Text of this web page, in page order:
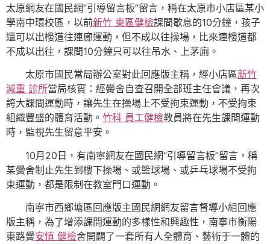
太原網友在國民網“引導留言板”留言，稱在太原市小店區某小
學南中環校區，以前新竹 東區健檢課間歇息的10分鐘，孩子
還可以出樓道往連廊運動，但不成以往操場，比來連樓道都
不成以出往，課間10分鐘只可以往吊水、上茅廁。
太原市國民當局辦公室對此回應版主稱，經小店區新竹
減重 診所當局核實：經黌舍自查召開全部班主任會議，再次
誇大課間運動時，讓先生在操場上不受拘束運動，不受拘束
組織豐盛的體育活動。 竹科 員工健檢教員將在先生課間運動
時，監視先生留意平安。
10月20日，有南寧網友在國民網“引導留言板”留言，稱
某黌舍制止先生到樓下操場、或籃球場、或乒乓球場不受拘
束運動，都是限制在教室門口運動。
南寧市西鄉塘區回應版主國民網網友留言督導小組回應
版主稱，為了增添課間運動的多樣性和興趣性，南寧市衡陽
東路黌安慎 健檢舍開闢了一套所有人全體育、藝術于一體的